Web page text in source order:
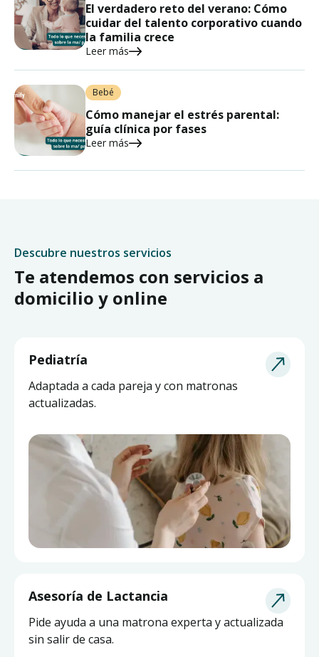
El verdadero reto del verano: Cómo
cuidar del talento corporativo cuando
la familia crece
Leer más
Bebé
Cómo manejar el estrés parental:
guía clínica por fases
Leer más
Descubre nuestros servicios
Te atendemos con servicios a
domicilio y online
Pediatría
Adaptada a cada pareja y con matronas
actualizadas.
Asesoría de Lactancia
Pide ayuda a una matrona experta y actualizada
sin salir de casa.